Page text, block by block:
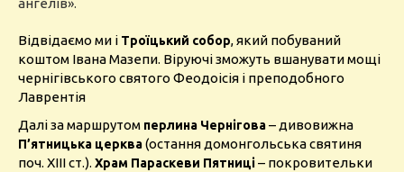
ангелів».
Відвідаємо ми і Троїцький собор, який побуваний
коштом Івана Мазепи. Віруючі зможуть вшанувати мощі
чернігівського святого Феодоісія і преподобного
Лаврентія
Далі за маршрутом перлина Чернігова– дивовижна
П’ятницька церква(остання домонгольська святиня
поч. XIII ст.). Храм Параскеви Пятниці– покровительки